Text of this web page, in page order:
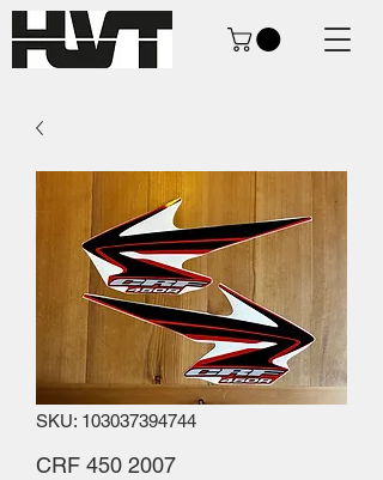
SKU: 103037394744
CRF 450 2007